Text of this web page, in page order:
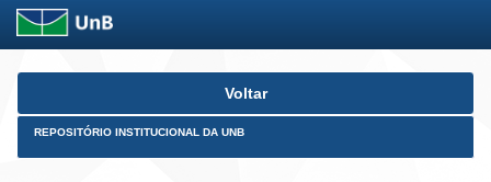
Skip
Voltar
REPOSITÓRIO INSTITUCIONAL DA UNB